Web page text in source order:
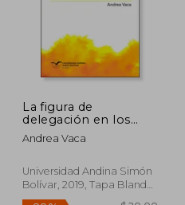
La figura de
delegación en los
servicios públicos y
en la economía
Ecuador
Andrea Vaca
Universidad Andina Simón
Bolívar, 2019, Tapa Blanda,
Nuevo